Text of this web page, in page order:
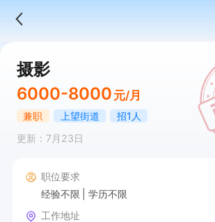
摄影
6000-8000 元/月
兼职 上望街道
招1人
更新：7月23日
职位要求
经验不限
学历不限
工作地址